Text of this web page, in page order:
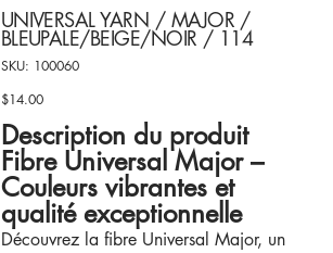
UNIVERSAL YARN / MAJOR /
BLEUPALE/BEIGE/NOIR / 114
SKU:
SKU
100060
100060
Price
$14.00
Description du produit
Fibre Universal Major –
Couleurs vibrantes et
qualité exceptionnelle
Découvrez la fibre Universal Major, un